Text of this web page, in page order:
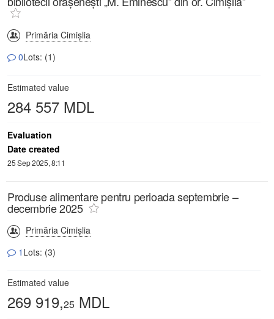
Primăria Cimișlia
0Lots: (1)
Estimated value
284 557 MDL
Evaluation
Date created
25 Sep 2025, 8:11
Produse alimentare pentru perioada septembrie –
decembrie 2025
Primăria Cimișlia
1 Lots: (3)
Estimated value
269 919,25 MDL